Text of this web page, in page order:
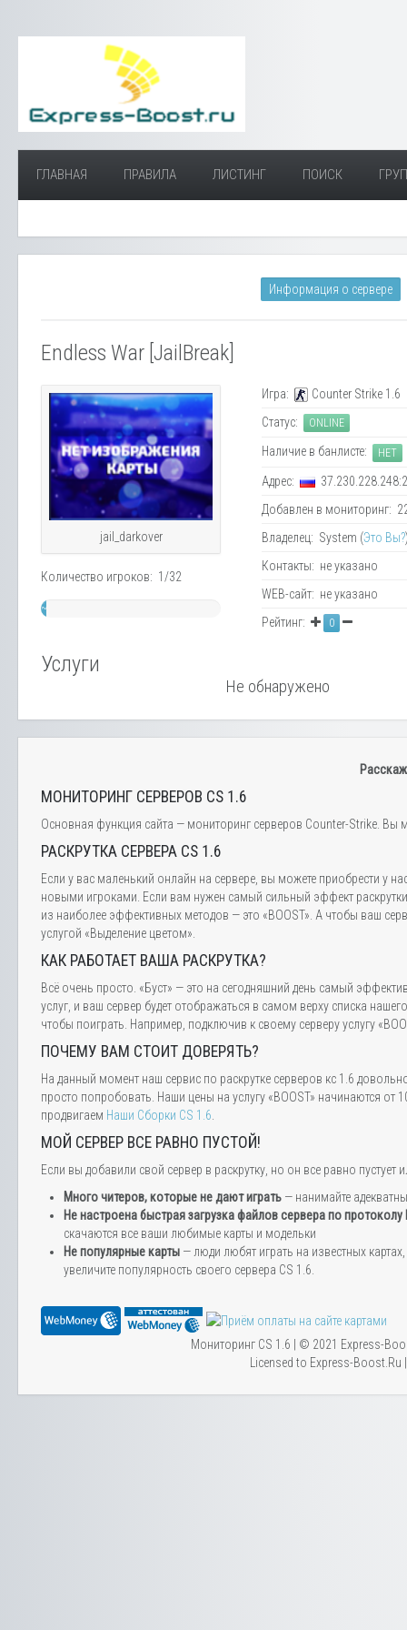
ГЛАВНАЯ ПРАВИЛА ЛИСТИНГ ПОИСК
Информация о сервере
Endless War [JailBreak]
jail_darkover
Количество игроков: 1/32
~
Игра:
Counter Strike 1.6
Статус:
ONLINE
Наличие в банлисте: НЕТ
Адрес:
Добавлен в мониторинг:
Владелец: System (Это Вы?
Контакты: не указано
WEB-сайт: не указано
Рейтинг:
0
Услуги
Не обнаружено
МОНИТОРИНГ СЕРВЕРОВ CS 1.6
Основная функция сайта — мониторинг серверов Counter-Strike. Вы
РАСКРУТКА СЕРВЕРА CS 1.6
Если у вас маленький онлайн на сервере, вы можете приобрести у
новыми игроками. Если вам нужен самый сильный эффект
из наиболее эффективных методов — это «BOOST». А чтобы ваш
услугой «Выделение цветом».
КАК РАБОТАЕТ ВАША РАСКРУТКА?
Всё очень просто. «Буст» — это на сегодняшний день самый
услуг, и ваш сервер будет отображаться в самом верху списка
чтобы поиграть. Например, подключив к своему серверу услугу
ПОЧЕМУ ВАМ СТОИТ ДОВЕРЯТЬ?
На данный момент наш сервис по раскрутке серверов кс 1.6
просто попробовать. Наши цены на услугу «BOOST» начинаются
продвигаем Наши Сборки CS 1.6
МОЙ СЕРВЕР ВСЕ РАВНО ПУСТОЙ!
Если вы добавили свой сервер в раскрутку, но он все равно
Много читеров, которые не дают играть — нанимайте
Не настроена быстрая загрузка файлов сервера по протоколу
скачаются все ваши любимые карты и модельки
Не популярные карты — люди любят играть на известных
увеличите популярность своего сервера CS 1.6.
Мониторинг CS 1.6 | © 2021 Express-
Licensed to Express-